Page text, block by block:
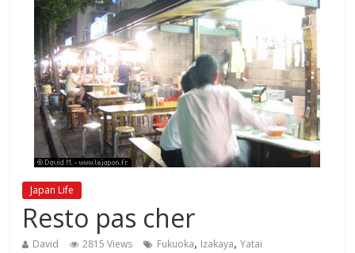
Japan Life
Resto pas cher
David 2815 Views Fukuoka, Izakaya,Yatai